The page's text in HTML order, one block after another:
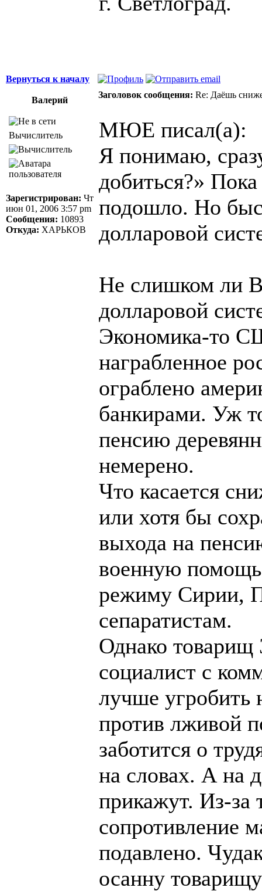
Вернуться к началу
Валерий
Заголовок сообщения: Re: Даёшь
Вычислитель
Зарегистрирован: Чт
июн 01, 2006 3:57 pm
Сообщения: 10893
Откуда: ХАРЬКОВ
МЮЕ писал(а):
Я понимаю,
добиться?»
подошло. Но
долларовой
Не слишком ли
долларовой
Экономика-то
награбленное
ограблено
банкирами. Уж
пенсию
немерено.
Что касается
или хотя бы
выхода на
военную помощь
режиму Сирии,
сепаратистам.
Однако
социалист с
лучше угробить
против лживой
заботится о
на словах. А на
прикажут. Из-за
сопротивление
подавлено.
осанну